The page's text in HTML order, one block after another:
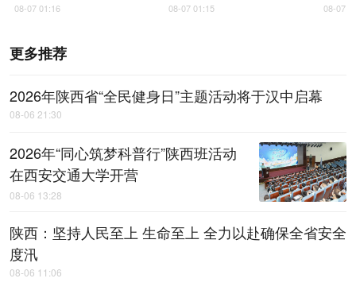
08-07 01:16 08-07 01:15 08-07
更多推荐
2026年陕西省“全民健身日”主题活动将于汉中启幕
08-06 21:30
2026年“同心筑梦科普行”陕西班活动
在西安交通大学开营
08-06 13:28
陕西：坚持人民至上 生命至上 全力以赴确保全省安全
度汛
08-06 11:06